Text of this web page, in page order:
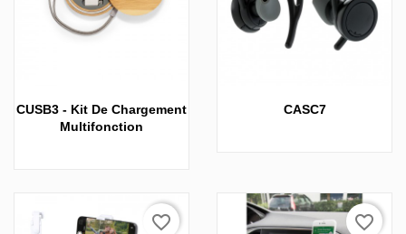
CUSB3 - Kit De Chargement
Multifonction
CASC7
favorite_border favorite_border